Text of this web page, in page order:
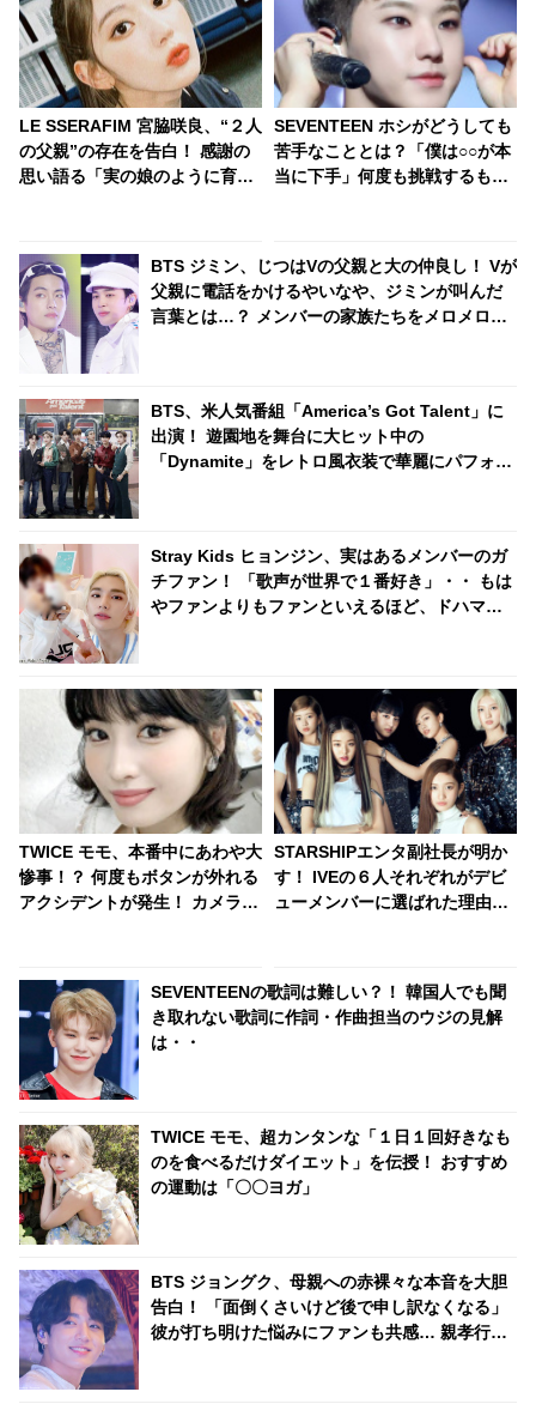
LE SSERAFIM 宮脇咲良、“２人
の父親”の存在を告白！ 感謝の
思い語る「実の娘のように育て
にも臆せず堂々とした姿を見せ
る彼女に称賛の声
SEVENTEEN ホシがどうしても
苦手なこととは？「僕は○○が本
当に下手」何度も挑戦するも苦
BTS ジミン、じつはVの父親と大の仲良し！ Vが
父親に電話をかけるやいなや、ジミンが叫んだ
言葉とは…？ メンバーの家族たちをメロメロに
BTS、米人気番組「America’s Got Talent」に
出演！ 遊園地を舞台に大ヒット中の
「Dynamite」をレトロ風衣装で華麗にパフォー
Stray Kids ヒョンジン、実はあるメンバーのガ
チファン！ 「歌声が世界で１番好き」・・ もは
やファンよりもファンといえるほど、ドハマり
TWICE モモ、本番中にあわや大
惨事！？ 何度もボタンが外れる
アクシデントが発生！ カメラか
行動に拍手喝采[動画あり]
STARSHIPエンタ副社長が明か
す！ IVEの６人それぞれがデビ
ューメンバーに選ばれた理由と
勉さ、情熱・・ 納得のワケが明
かされる
SEVENTEENの歌詞は難しい？！ 韓国人でも聞
き取れない歌詞に作詞・作曲担当のウジの見解
は・・
TWICE モモ、超カンタンな「１日１回好きなも
のを食べるだけダイエット」を伝授！ おすすめ
の運動は「〇〇ヨガ」
BTS ジョングク、母親への赤裸々な本音を大胆
告白！ 「面倒くさいけど後で申し訳なくなる」
彼が打ち明けた悩みにファンも共感… 親孝行な